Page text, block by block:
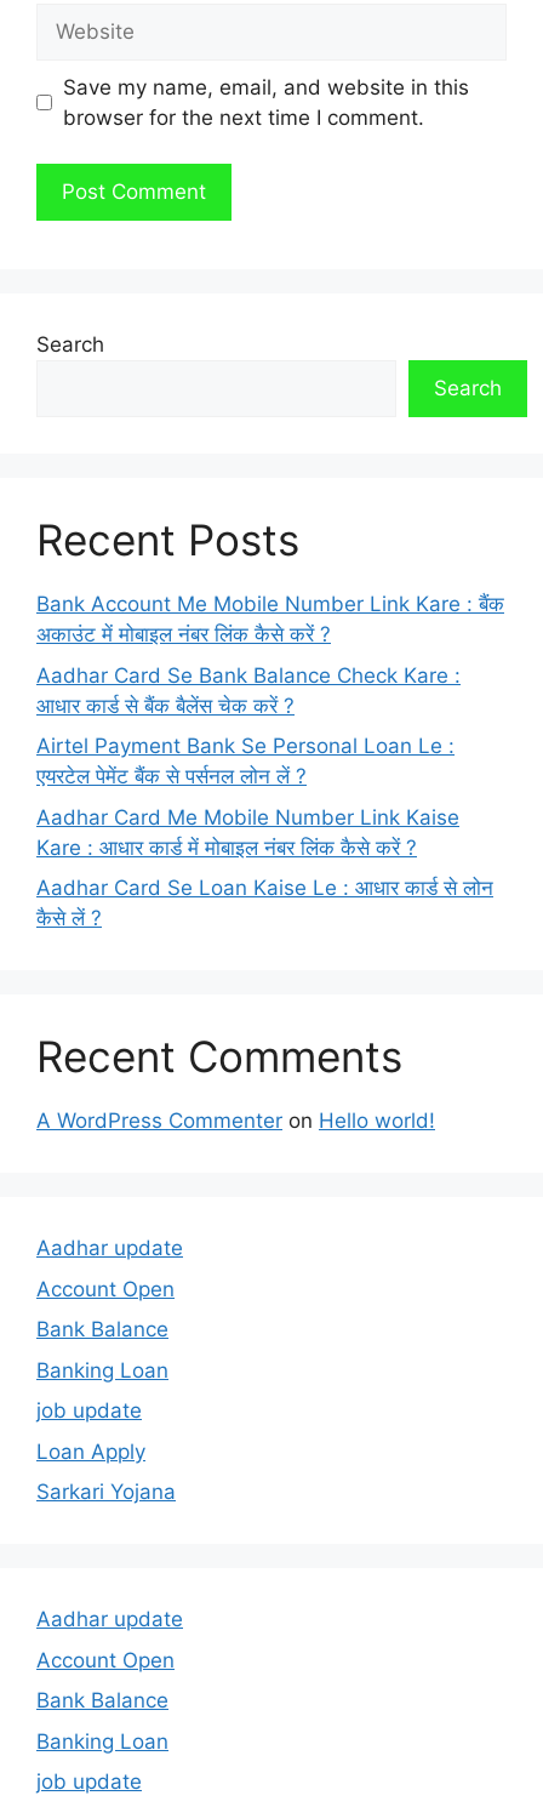
Save my name, email, and website in this
browser for the next time I comment.
Search
Search
Recent Posts
Bank Account Me Mobile Number Link Kare : बैंक
अकाउंट में मोबाइल नंबर लिंक कैसे करें ?
Aadhar Card Se Bank Balance Check Kare :
आधार कार्ड से बैंक बैलेंस चेक करें ?
Airtel Payment Bank Se Personal Loan Le :
एयरटेल पेमेंट बैंक से पर्सनल लोन लें ?
Aadhar Card Me Mobile Number Link Kaise
Kare : आधार कार्ड में मोबाइल नंबर लिंक कैसे करें ?
Aadhar Card Se Loan Kaise Le : आधार कार्ड से लोन
कैसे लें ?
Recent Comments
A WordPress Commenter on Hello world!
Aadhar update
Account Open
Bank Balance
Banking Loan
job update
Loan Apply
Sarkari Yojana
Aadhar update
Account Open
Bank Balance
Banking Loan
job update